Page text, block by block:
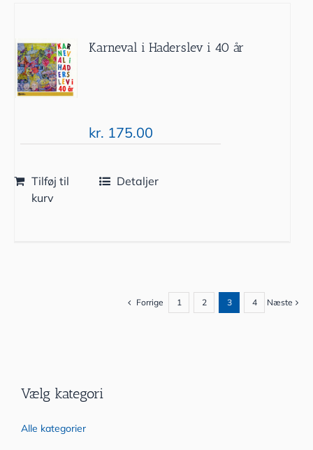
Karneval i Haderslev i 40 år
kr. 175.00
Tilføj til
kurv
Detaljer
Forrige 1 2 3 4 Næste
Vælg kategori
Alle kategorier